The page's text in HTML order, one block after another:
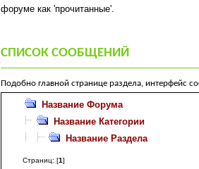
форуме как 'прочитанные'.
СПИСОК СООБЩЕНИЙ
Подобно главной странице раздела, интерфейс
Название Форума
Название Категории
Название Раздела
Страниц: [1]